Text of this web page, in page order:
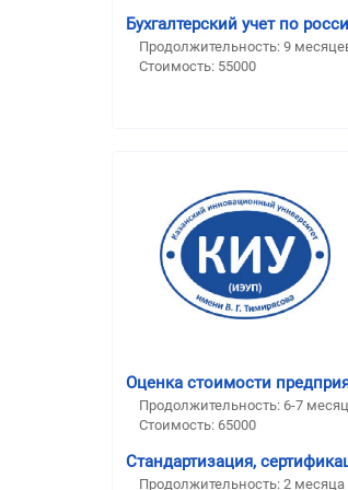
Бухгалтерский учет по
Продолжительность: 9
Стоимость: 55000
Оценка стоимости
Продолжительность: 6-7
Стоимость: 65000
Стандартизация,
Продолжительность: 2 месяца